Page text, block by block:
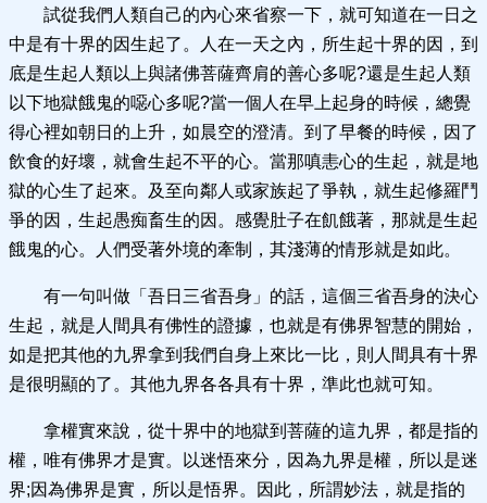
試從我們人類自己的內心來省察一下，就可知道在一日之
中是有十界的因生起了。人在一天之內，所生起十界的因，到
底是生起人類以上與諸佛菩薩齊肩的善心多呢?還是生起人類
以下地獄餓鬼的噁心多呢?當一個人在早上起身的時候，總覺
得心裡如朝日的上升，如晨空的澄清。到了早餐的時候，因了
飲食的好壞，就會生起不平的心。當那嗔恚心的生起，就是地
獄的心生了起來。及至向鄰人或家族起了爭執，就生起修羅鬥
爭的因，生起愚痴畜生的因。感覺肚子在飢餓著，那就是生起
餓鬼的心。人們受著外境的牽制，其淺薄的情形就是如此。
有一句叫做「吾日三省吾身」的話，這個三省吾身的決心
生起，就是人間具有佛性的證據，也就是有佛界智慧的開始，
如是把其他的九界拿到我們自身上來比一比，則人間具有十界
是很明顯的了。其他九界各各具有十界，準此也就可知。
拿權實來說，從十界中的地獄到菩薩的這九界，都是指的
權，唯有佛界才是實。以迷悟來分，因為九界是權，所以是迷
界;因為佛界是實，所以是悟界。因此，所謂妙法，就是指的